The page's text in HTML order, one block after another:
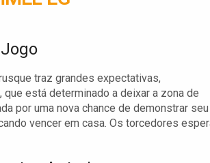
traz grandes expectativas,
está determinado a deixar a zona de
por uma nova chance de demonstrar seu
vencer em casa. Os torcedores